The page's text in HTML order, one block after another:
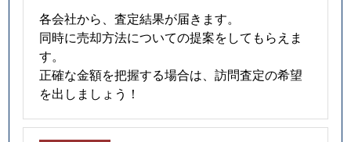
各会社から、査定結果が届きます。
同時に売却方法についての提案をしてもらえま
す。
正確な金額を把握する場合は、訪問査定の希望
を出しましょう！